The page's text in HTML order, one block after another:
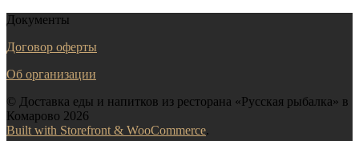
Документы
Договор оферты
Об организации
© Доставка еды и напитков из ресторана «Русская рыбалка» в
Комарово 2026
Built with Storefront & WooCommerce.